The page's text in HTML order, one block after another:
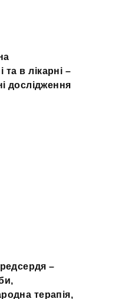
та в лікарні –
дослідження
–
терапія,